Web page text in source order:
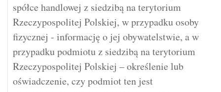
spółce handlowej z siedzibą na terytorium
Rzeczypospolitej Polskiej, w przypadku osoby
fizycznej - informację o jej obywatelstwie, a w
przypadku podmiotu z siedzibą na terytorium
Rzeczypospolitej Polskiej – określenie lub
oświadczenie, czy podmiot ten jest